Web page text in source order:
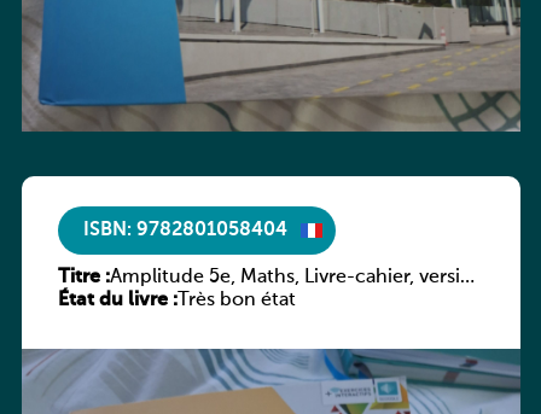
ISBN: 9782801058404
Titre :Amplitude 5e, Maths, Livre-cahier, version
luxembourgeoise
État du livre :Très bon état